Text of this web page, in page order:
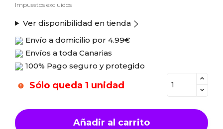
Impuestos excluidos
Ver disponibilidad en tienda
Envío a domicilio por 4.99€
Envíos a toda Canarias
100% Pago seguro y protegido
Sólo queda 1 unidad
Añadir al carrito